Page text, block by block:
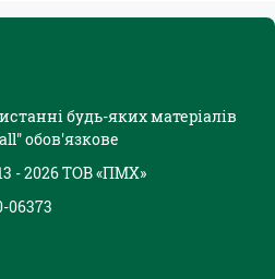
будь-яких матеріалів
обов'язкове
- 2026 ТОВ «ПМХ»
06373